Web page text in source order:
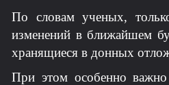
По словам ученых,
изменений в ближайшем
хранящиеся в донных
При этом особенно важно